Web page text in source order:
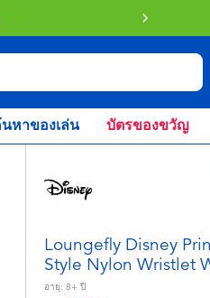
หาของเล่น บัตรของขวัญ
Loungefly Disney
Style Nylon Wristlet
อายุ: 8+ ปี